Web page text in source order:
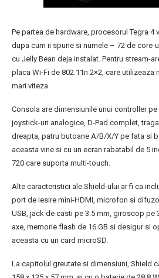
Pe partea de hardware, procesorul Tegra 4
dupa cum ii spune si numele – 72 de core-
cu Jelly Bean deja instalat. Pentru stream-
placa Wi-Fi de 802.11n 2×2, care utilizeaza
mari viteza.
Consola are dimensiunile unui controller
joystick-uri analogice, D-Pad complet,
dreapta, patru butoane A/B/X/Y pe fata si
aceasta vine si cu un ecran rabatabil de 5
720 care suporta multi-touch.
Alte caracteristici ale Shield-ului ar fi ca
port de iesire mini-HDMI, microfon si
USB, jack de casti pe 3.5 mm, giroscop pe
axe, memorie flash de 16 GB si desigur si
aceasta cu un card microSD.
La capitolul greutate si dimensiuni, Shield